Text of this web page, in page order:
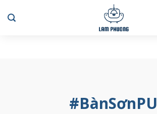
to
#BànSơnPU